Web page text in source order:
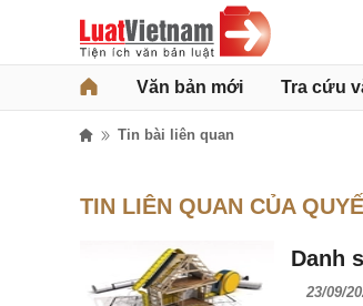
Văn bản mới Tra cứu
Tin bài liên quan
TIN LIÊN QUAN CỦA
Danh
23/09/